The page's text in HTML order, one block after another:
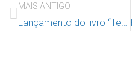
MAIS ANTIGO